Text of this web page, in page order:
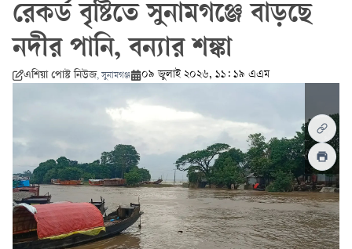
রেকর্ড বৃষ্টিতে সুনামগঞ্জে বাড়ছে
নদীর পানি, বন্যার শঙ্কা
এশিয়া পোস্ট নিউজ,সুনামগঞ্জ ০৯ জুলাই ২০২৬, ১১: ১৯ এএম